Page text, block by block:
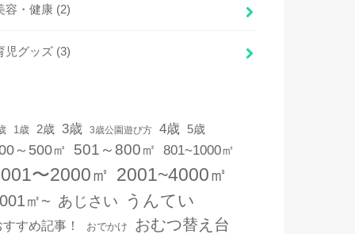
容・健康 (2)
児グッズ (3)
1歳 2歳 3歳 3歳公園遊び方 4歳 5歳
～500㎡ 501～800㎡ 801~1000㎡
〜2000㎡ 2001~4000㎡
㎡~ あじさい うんてい
すすめ記事！ おでかけ おむつ替え台